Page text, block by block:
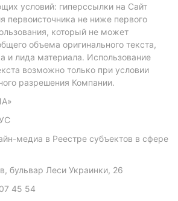
условий: гиперссылки на Сайт
первоисточника не ниже первого
который не может
объема оригинального текста,
и лида материала. Использование
возможно только при условии
разрешения Компании.
медиа в Реестре субъектов в сфере
бульвар Леси Украинки, 26
45 54